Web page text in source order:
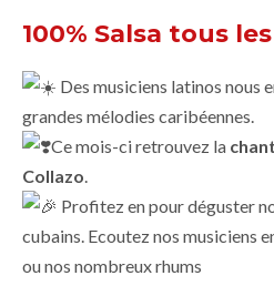
100% Salsa tous
Des musiciens latinos nous
grandes mélodies caribéennes.
Ce mois-ci retrouvez la
Collazo.
Profitez en pour déguster
cubains. Ecoutez nos musiciens
ou nos nombreux rhums